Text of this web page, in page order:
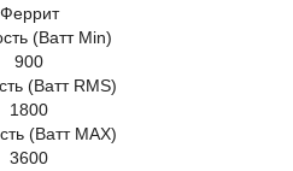
Феррит
(Ватт Min)
900
(Ватт RMS)
1800
(Ватт MAX)
3600